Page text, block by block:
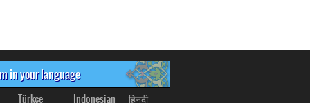
in your language
Türkçe Indonesian हिनदी